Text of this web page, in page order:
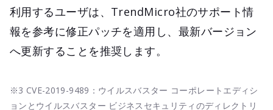
利用するユーザは、TrendMicro社のサポート情
報を参考に修正パッチを適用し、最新バージョン
へ更新することを推奨します。
※3 CVE-2019-9489：ウイルスバスター コーポレートエディシ
ョンとウイルスバスター ビジネスセキュリティのディレクトリ